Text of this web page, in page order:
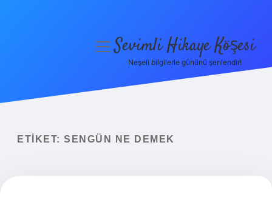
Yasal Uyarı
menüyüSevimli Hikaye Köşesi
Neşeli bilgilerle gününü şenlendir!
ETIKET: SENGÜN NE DEMEK